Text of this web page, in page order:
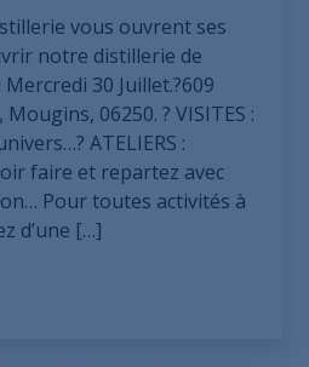
vous ouvrent ses
notre distillerie de
30 Juillet.?609
06250. ? VISITES :
ATELIERS :
faire et repartez avec
Pour toutes activités à
d’une […]